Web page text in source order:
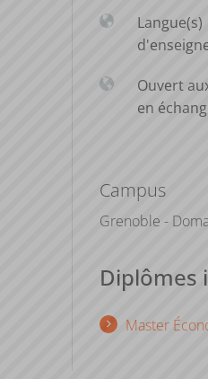
Langue(s)
Ouvert
en
Campus
Grenoble -
Diplômes
Master